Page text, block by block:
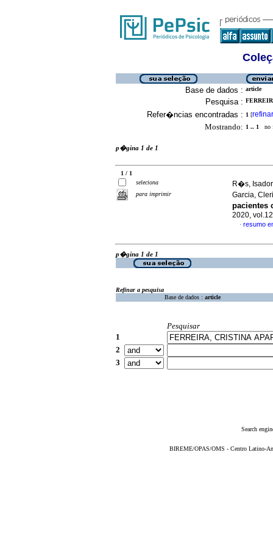
Base de dados : article
Pesquisa :
Refer�ncias encontradas : 1 [refinar
Mostrando: 1 .. 1 no
p�gina 1 de 1
1 / 1
seleciona
para imprimir
R�s,
Garcia,
pacientes
2020,
· resumo
p�gina 1 de 1
Refinar a pesquisa
Base de dados : article
Pesquisar
1
2
3
Search
BIREME/OPAS/OMS - Centro Latino-